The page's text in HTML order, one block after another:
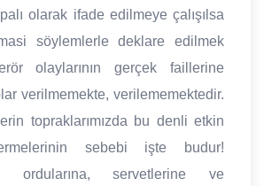
olarak ifade edilmeye çalışılsa
söylemlerle deklare edilmek
olaylarının gerçek faillerine
verilmemekte, verilememektedir.
topraklarımızda bu denli etkin
sebebi işte budur!
ordularına, servetlerine ve